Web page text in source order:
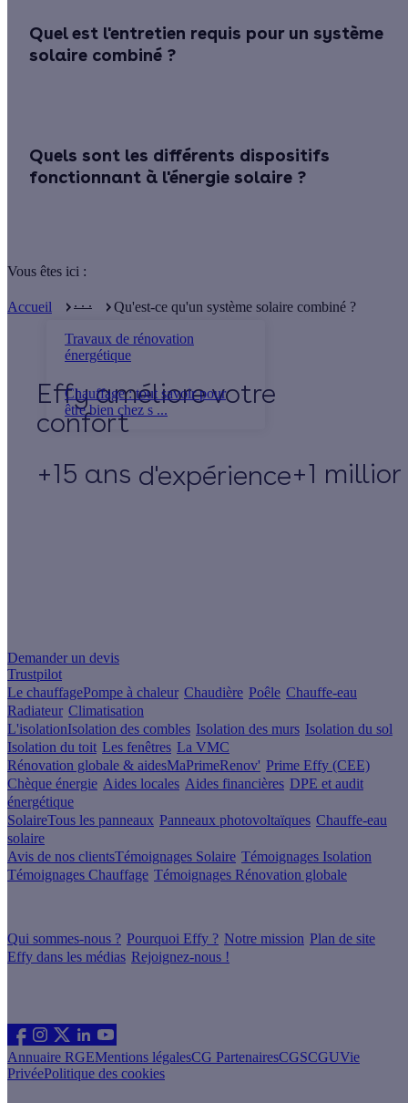
Quel est l'entretien requis pour un système
solaire combiné ?
Quels sont les différents dispositifs
fonctionnant à l'énergie solaire ?
Vous êtes ici :
Accueil . . .
Travaux de rénovation
énergétique
Chauffage : tout savoir pour
être bien chez s ...
Qu'est-ce qu'un système solaire combiné ?
Effy
+15 ans d'expérience+1
Demander un devis
Trustpilot
Le chauffagePompe à chaleur Chaudière Poêle Chauffe-eau
Radiateur Climatisation
L'isolationIsolation des combles Isolation des murs Isolation du sol
Isolation du toit Les fenêtres La VMC
Rénovation globale & aidesMaPrimeRenov' Prime Effy (CEE)
Chèque énergie Aides locales Aides financières DPE et audit
énergétique
SolaireTous les panneaux Panneaux photovoltaïques Chauffe-eau
solaire
Avis de nos clientsTémoignages Solaire Témoignages Isolation
Témoignages Chauffage Témoignages Rénovation globale
Qui sommes-nous ? Pourquoi Effy ? Notre mission Plan de site
Effy dans les médias Rejoignez-nous !
Annuaire RGEMentions légalesCG PartenairesCGSCGUVie
PrivéePolitique des cookies